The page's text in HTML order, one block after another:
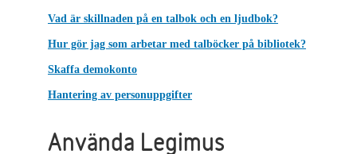
Vad är skillnaden på en talbok och en ljudbok?
Hur gör jag som arbetar med talböcker på bibliotek?
Skaffa demokonto
Hantering av personuppgifter
Använda Legimus